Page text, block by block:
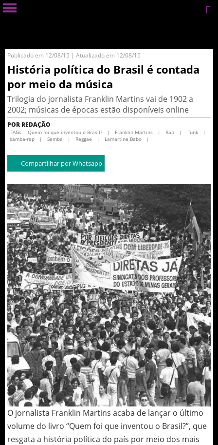
Publicado em 12/08/15 | Atualizado em 12/08/15
História política do Brasil é contada
por meio da música
Trilogia do jornalista Franklin Martins vai de 1902 a
2002; músicas de épocas estão disponíveis online
POR REDAÇÃO
TAGs: Quem foi que inventou o Brasil? | Franklin Martins | Rap | funk
|
samba-rap
| Samba | Reggae | Lamartine Babo |
Compartilhar por Whatsapp
O jornalista Franklin Martins acaba de lançar o último
volume do livro “Quem foi que inventou o Brasil?”, que
resgata a história política do país por meio dos mais